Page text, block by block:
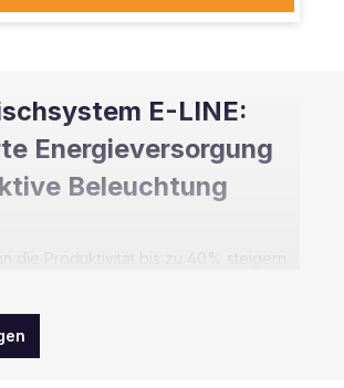
E-LINE:
Energieversorgung
Beleuchtung
die Produktivität bis zu 40% steigern.
für Sie. Für die passende
sorgt ein Energiekanal, der